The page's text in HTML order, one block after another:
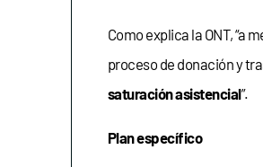
Como explica la ONT, “a
proceso de donación y
saturación asistencial”.
Plan específico